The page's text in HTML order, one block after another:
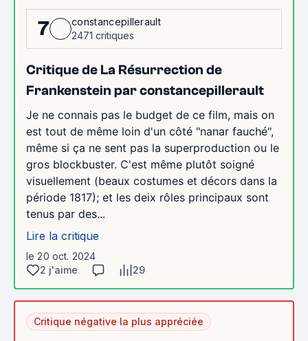
7
constancepillerault
2471 critiques
Critique de La Résurrection de
Frankenstein par constancepillerault
Je ne connais pas le budget de ce film, mais on
est tout de même loin d'un côté "nanar fauché",
même si ça ne sent pas la superproduction ou le
gros blockbuster. C'est même plutôt soigné
visuellement (beaux costumes et décors dans la
période 1817); et les deix rôles principaux sont
tenus par des...
Lire la critique
le 20 oct. 2024
2 j'aime
29
Critique négative la plus appréciée